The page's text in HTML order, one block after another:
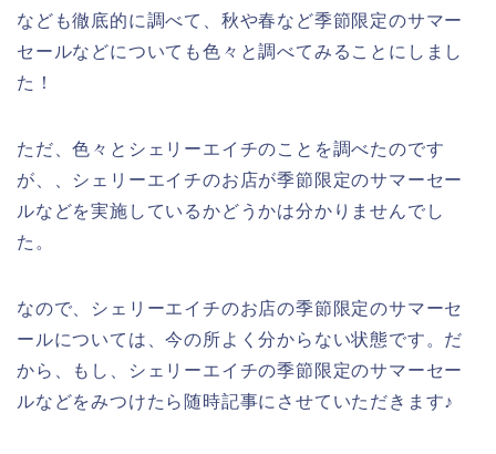
なども徹底的に調べて、秋や春など季節限定のサマー
セールなどについても色々と調べてみることにしまし
た！
ただ、色々とシェリーエイチのことを調べたのです
が、、シェリーエイチのお店が季節限定のサマーセー
ルなどを実施しているかどうかは分かりませんでし
た。
なので、シェリーエイチのお店の季節限定のサマーセ
ールについては、今の所よく分からない状態です。だ
から、もし、シェリーエイチの季節限定のサマーセー
ルなどをみつけたら随時記事にさせていただきます♪